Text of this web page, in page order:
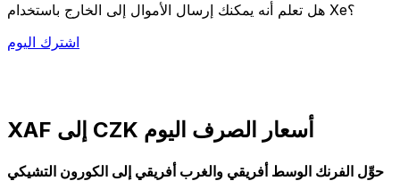
هل تعلم أنه يمكنك إرسال الأموال إلى الخارج باستخدام Xe؟
اشترك اليوم
XAF إلى CZK أسعار الصرف اليوم
حوِّل الفرنك الوسط أفريقي والغرب أفريقي إلى الكورون التشيكي